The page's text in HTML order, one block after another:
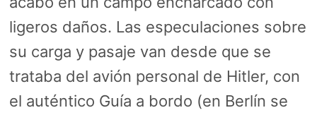
ligeros daños. Las especulaciones sobre
su carga y pasaje van desde que se
trataba del avión personal de Hitler, con
el auténtico Guía a bordo (en Berlín se